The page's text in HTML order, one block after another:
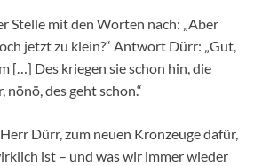
Stelle mit den Worten nach: „Aber
jetzt zu klein?“ Antwort Dürr: „Gut,
[…] Des kriegen sie schon hin, die
nönö, des geht schon.“
Dürr, zum neuen Kronzeuge dafür,
ist – und was wir immer wieder